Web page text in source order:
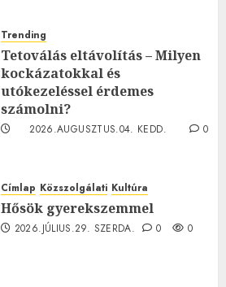
Trending
Tetoválás eltávolítás – Milyen
kockázatokkal és
utókezeléssel érdemes
számolni?
2026.AUGUSZTUS.04. KEDD.
0
Címlap Közszolgálati Kultúra
Hősök gyerekszemmel
2026.JÚLIUS.29. SZERDA. 0 0